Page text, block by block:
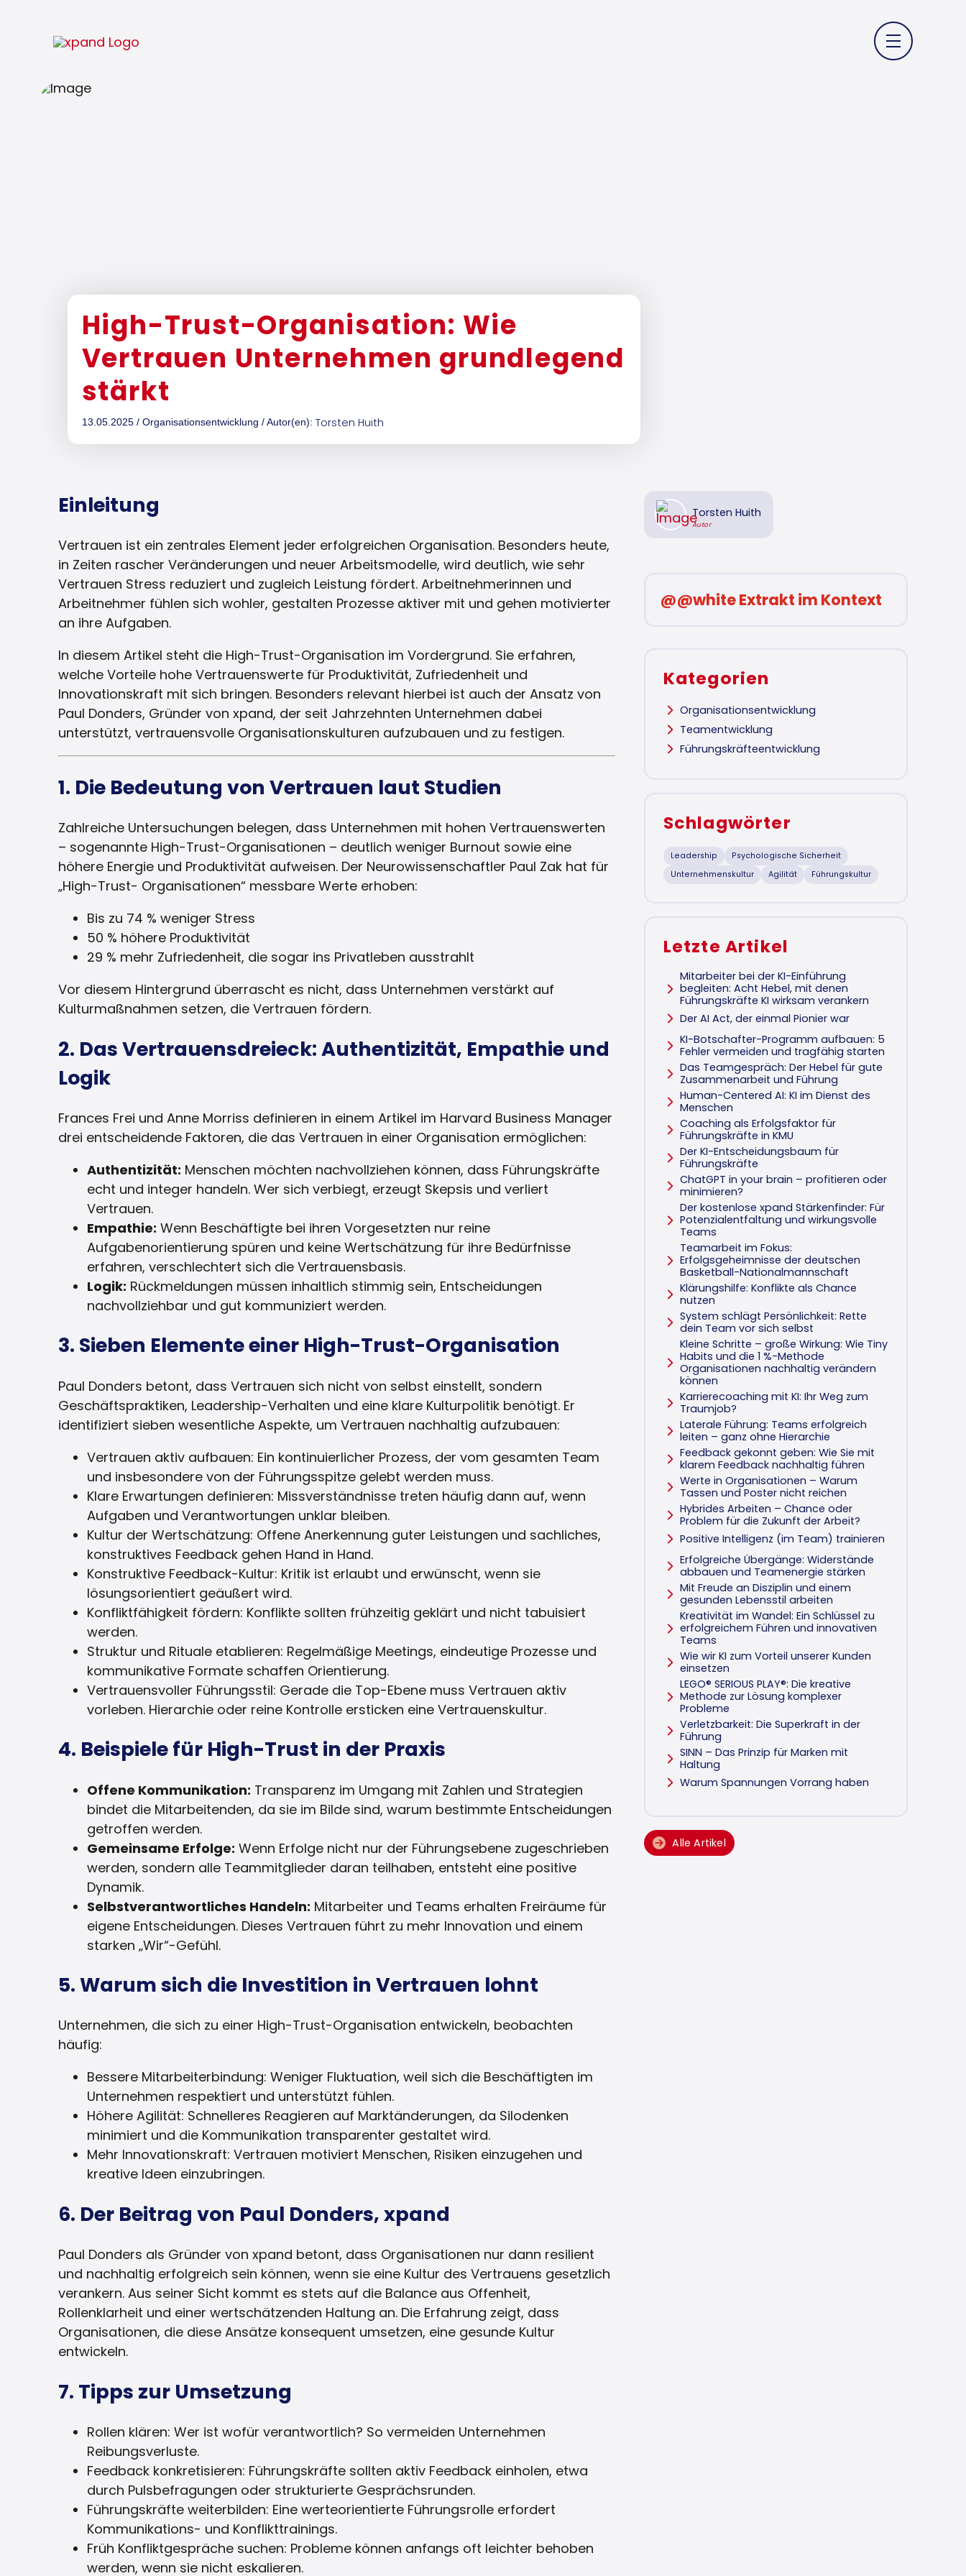
High-Trust-Organisation: Wie
Vertrauen Unternehmen grundlegend
stärkt
13.05.2025 / Organisationsentwicklung / Autor(en): Torsten Huith
Einleitung
Vertrauen ist ein zentrales Element jeder erfolgreichen Organisation. Besonders heute,
in Zeiten rascher Veränderungen und neuer Arbeitsmodelle, wird deutlich, wie sehr
Vertrauen Stress reduziert und zugleich Leistung fördert. Arbeitnehmerinnen und
Arbeitnehmer fühlen sich wohler, gestalten Prozesse aktiver mit und gehen motivierter
an ihre Aufgaben.
In diesem Artikel steht die High-Trust-Organisation im Vordergrund. Sie erfahren,
welche Vorteile hohe Vertrauenswerte für Produktivität, Zufriedenheit und
Innovationskraft mit sich bringen. Besonders relevant hierbei ist auch der Ansatz von
Paul Donders, Gründer von xpand, der seit Jahrzehnten Unternehmen dabei
unterstützt, vertrauensvolle Organisationskulturen aufzubauen und zu festigen.
1. Die Bedeutung von Vertrauen laut Studien
Zahlreiche Untersuchungen belegen, dass Unternehmen mit hohen Vertrauenswerten
– sogenannte High-Trust-Organisationen – deutlich weniger Burnout sowie eine
höhere Energie und Produktivität aufweisen. Der Neurowissenschaftler Paul Zak hat für
„High-Trust- Organisationen“ messbare Werte erhoben:
Bis zu 74 % weniger Stress
50 % höhere Produktivität
29 % mehr Zufriedenheit, die sogar ins Privatleben ausstrahlt
Vor diesem Hintergrund überrascht es nicht, dass Unternehmen verstärkt auf
Kulturmaßnahmen setzen, die Vertrauen fördern.
2. Das Vertrauensdreieck: Authentizität, Empathie und
Logik
Frances Frei und Anne Morriss definieren in einem Artikel im Harvard Business Manager
drei entscheidende Faktoren, die das Vertrauen in einer Organisation ermöglichen:
Authentizität: Menschen möchten nachvollziehen können, dass Führungskräfte
echt und integer handeln. Wer sich verbiegt, erzeugt Skepsis und verliert
Vertrauen.
Empathie: Wenn Beschäftigte bei ihren Vorgesetzten nur reine
Aufgabenorientierung spüren und keine Wertschätzung für ihre Bedürfnisse
erfahren, verschlechtert sich die Vertrauensbasis.
Logik: Rückmeldungen müssen inhaltlich stimmig sein, Entscheidungen
nachvollziehbar und gut kommuniziert werden.
3. Sieben Elemente einer High-Trust-Organisation
Paul Donders betont, dass Vertrauen sich nicht von selbst einstellt, sondern
Geschäftspraktiken, Leadership-Verhalten und eine klare Kulturpolitik benötigt. Er
identifiziert sieben wesentliche Aspekte, um Vertrauen nachhaltig aufzubauen:
Vertrauen aktiv aufbauen: Ein kontinuierlicher Prozess, der vom gesamten Team
und insbesondere von der Führungsspitze gelebt werden muss.
Klare Erwartungen definieren: Missverständnisse treten häufig dann auf, wenn
Aufgaben und Verantwortungen unklar bleiben.
Kultur der Wertschätzung: Offene Anerkennung guter Leistungen und sachliches,
konstruktives Feedback gehen Hand in Hand.
Konstruktive Feedback-Kultur: Kritik ist erlaubt und erwünscht, wenn sie
lösungsorientiert geäußert wird.
Konfliktfähigkeit fördern: Konflikte sollten frühzeitig geklärt und nicht tabuisiert
werden.
Struktur und Rituale etablieren: Regelmäßige Meetings, eindeutige Prozesse und
kommunikative Formate schaffen Orientierung.
Vertrauensvoller Führungsstil: Gerade die Top-Ebene muss Vertrauen aktiv
vorleben. Hierarchie oder reine Kontrolle ersticken eine Vertrauenskultur.
4. Beispiele für High-Trust in der Praxis
Offene Kommunikation: Transparenz im Umgang mit Zahlen und Strategien
bindet die Mitarbeitenden, da sie im Bilde sind, warum bestimmte Entscheidungen
getroffen werden.
Gemeinsame Erfolge: Wenn Erfolge nicht nur der Führungsebene zugeschrieben
werden, sondern alle Teammitglieder daran teilhaben, entsteht eine positive
Dynamik.
Selbstverantwortliches Handeln: Mitarbeiter und Teams erhalten Freiräume für
eigene Entscheidungen. Dieses Vertrauen führt zu mehr Innovation und einem
starken „Wir“-Gefühl.
5. Warum sich die Investition in Vertrauen lohnt
Unternehmen, die sich zu einer High-Trust-Organisation entwickeln, beobachten
häufig:
Bessere Mitarbeiterbindung: Weniger Fluktuation, weil sich die Beschäftigten im
Unternehmen respektiert und unterstützt fühlen.
Höhere Agilität: Schnelleres Reagieren auf Marktänderungen, da Silodenken
minimiert und die Kommunikation transparenter gestaltet wird.
Mehr Innovationskraft: Vertrauen motiviert Menschen, Risiken einzugehen und
kreative Ideen einzubringen.
6. Der Beitrag von Paul Donders, xpand
Paul Donders als Gründer von xpand betont, dass Organisationen nur dann resilient
und nachhaltig erfolgreich sein können, wenn sie eine Kultur des Vertrauens gesetzlich
verankern. Aus seiner Sicht kommt es stets auf die Balance aus Offenheit,
Rollenklarheit und einer wertschätzenden Haltung an. Die Erfahrung zeigt, dass
Organisationen, die diese Ansätze konsequent umsetzen, eine gesunde Kultur
entwickeln.
7. Tipps zur Umsetzung
Rollen klären: Wer ist wofür verantwortlich? So vermeiden Unternehmen
Reibungsverluste.
Feedback konkretisieren: Führungskräfte sollten aktiv Feedback einholen, etwa
durch Pulsbefragungen oder strukturierte Gesprächsrunden.
Führungskräfte weiterbilden: Eine werteorientierte Führungsrolle erfordert
Kommunikations- und Konflikttrainings.
Früh Konfliktgespräche suchen: Probleme können anfangs oft leichter behoben
werden, wenn sie nicht eskalieren.
Torsten Huith
Autor
@@white Extrakt im Kontext
Kategorien
Organisationsentwicklung
Teamentwicklung
Führungskräfteentwicklung
Schlagwörter
Leadership
Psychologische Sicherheit
Unternehmenskultur
Agilität Führungskultur
Letzte Artikel
Mitarbeiter bei der KI-Einführung
begleiten: Acht Hebel, mit denen
Führungskräfte KI wirksam verankern
Der AI Act, der einmal Pionier war
KI-Botschafter-Programm aufbauen: 5
Fehler vermeiden und tragfähig starten
Das Teamgespräch: Der Hebel für gute
Zusammenarbeit und Führung
Human-Centered AI: KI im Dienst des
Menschen
Coaching als Erfolgsfaktor für
Führungskräfte in KMU
Der KI-Entscheidungsbaum für
Führungskräfte
ChatGPT in your brain – profitieren oder
minimieren?
Der kostenlose xpand Stärkenfinder: Für
Potenzialentfaltung und wirkungsvolle
Teams
Teamarbeit im Fokus:
Erfolgsgeheimnisse der deutschen
Basketball-Nationalmannschaft
Klärungshilfe: Konflikte als Chance
nutzen
System schlägt Persönlichkeit: Rette
dein Team vor sich selbst
Kleine Schritte – große Wirkung: Wie Tiny
Habits und die 1 %-Methode
Organisationen nachhaltig verändern
können
Karrierecoaching mit KI: Ihr Weg zum
Traumjob?
Laterale Führung: Teams erfolgreich
leiten – ganz ohne Hierarchie
Feedback gekonnt geben: Wie Sie mit
klarem Feedback nachhaltig führen
Werte in Organisationen – Warum
Tassen und Poster nicht reichen
Hybrides Arbeiten – Chance oder
Problem für die Zukunft der Arbeit?
Positive Intelligenz (im Team) trainieren
Erfolgreiche Übergänge: Widerstände
abbauen und Teamenergie stärken
Mit Freude an Disziplin und einem
gesunden Lebensstil arbeiten
Kreativität im Wandel: Ein Schlüssel zu
erfolgreichem Führen und innovativen
Teams
Wie wir KI zum Vorteil unserer Kunden
einsetzen
LEGO® SERIOUS PLAY®: Die kreative
Methode zur Lösung komplexer
Probleme
Verletzbarkeit: Die Superkraft in der
Führung
SINN – Das Prinzip für Marken mit
Haltung
Warum Spannungen Vorrang haben
Alle Artikel